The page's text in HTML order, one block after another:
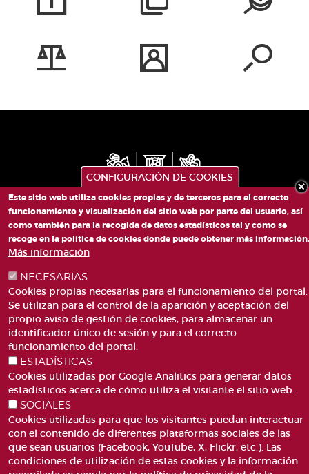
PLAZA DE SAN LORENZO, 4 VALÈNCIA 46003
TELÉFONO: 963188000
Pie
de
página
ACCESIBILIDAD
CANAL DE DENÚNCIES
CONTACTO
GLOSARIO
PREGUNTAS FRECUENTES
MAPA WEB
CONFIGURACIÓN DE COOKIES
Este sitio web utiliza cookies propias y de terceros para el correcto
funcionamiento y visualización del sitio web por parte del usuario, así
como también para la recogida de datos estadísticos tal y como se
recoge en la política de cookies donde puede obtener más información.
Más información
NECESARIAS
Cookies propias necesarias para el funcionamiento del portal.
Se utilizan para el control de la aparición y aceptación del
propio aviso de gestión de cookies, para almacenar un
identificador único de sesión y para el correcto
funcionamiento del portal.
ESTADÍSTICAS
Cookies utilizadas por Google Analitics para generar datos
estadísticos acerca de cómo utiliza el visitante el sitio web.
SOCIALES
Cookies utilizadas para que los visitantes puedan interactuar
con el contenido de diferentes plataformas sociales de las
que sean usuarios (Facebook, YouTube, X, Flickr, etc.). Las
condiciones de utilización de estas cookies y la información